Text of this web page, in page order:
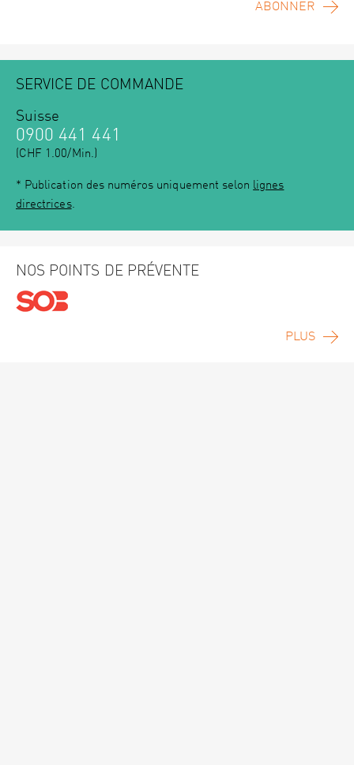
ABONNER
SERVICE DE COMMANDE
Suisse
0900 441 441
(CHF 1.00/Min.)
* Publication des numéros uniquement selon lignes
directrices.
NOS POINTS DE PRÉVENTE
PLUS